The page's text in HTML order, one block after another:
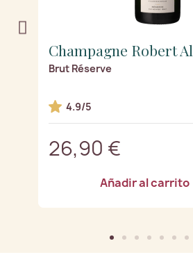
Champagne Robert
Brut Réserve
4.9/5
26,90 €
Añadir al carrito